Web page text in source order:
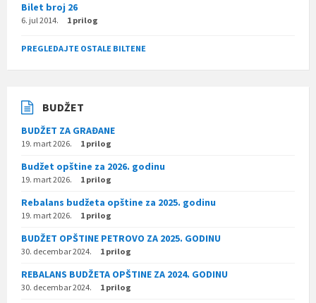
Bilet broj 26
6. jul 2014. 1 prilog
PREGLEDAJTE OSTALE BILTENE
BUDŽET
BUDŽET ZA GRAĐANE
19. mart 2026. 1 prilog
Budžet opštine za 2026. godinu
19. mart 2026. 1 prilog
Rebalans budžeta opštine za 2025. godinu
19. mart 2026. 1 prilog
BUDŽET OPŠTINE PETROVO ZA 2025. GODINU
30. decembar 2024. 1 prilog
REBALANS BUDŽETA OPŠTINE ZA 2024. GODINU
30. decembar 2024. 1 prilog